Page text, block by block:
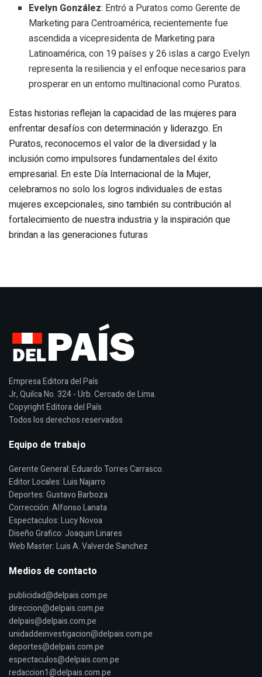
Evelyn González: Entró a Puratos como Gerente de
Marketing para Centroamérica, recientemente fue
ascendida a vicepresidenta de Marketing para
Latinoamérica, con 19 países y 26 islas a cargo Evelyn
representa la resiliencia y el enfoque necesarios para
prosperar en un entorno multinacional como Puratos.
Estas historias reflejan la capacidad de las mujeres para
enfrentar desafíos con determinación y liderazgo. En
Puratos, reconocemos el valor de la diversidad y la
inclusión como impulsores fundamentales del éxito
empresarial. En este Día Internacional de la Mujer,
celebramos no solo los logros individuales de estas
mujeres excepcionales, sino también su contribución al
fortalecimiento de nuestra industria y la inspiración que
brindan a las generaciones futuras
Empresa Editora del País
Jr, Quilca No. 324 - Urb. Cercado de Lima.
Copyright Editora del País
Todos los derechos reservados
Equipo de trabajo
Gerente General: Eduardo Torres Carrasco.
Editor Locales: Luis Najarro
Deportes: Gustavo Barboza
Corrección: Alfonso Lanata
Espectaculos: Lucy Novoa
Diseño Grafico: Joaquin Linares
Web Master: Luis A. Valverde Sanchez
Medios de contacto
publicidad@delpais.com.pe
direccion@delpais.com.pe
delpais@delpais.com.pe
unidaddeinvestigacion@delpais.com.pe
deportes@delpais.com.pe
espectaculos@delpais.com.pe
redaccion1@delpais.com.pe